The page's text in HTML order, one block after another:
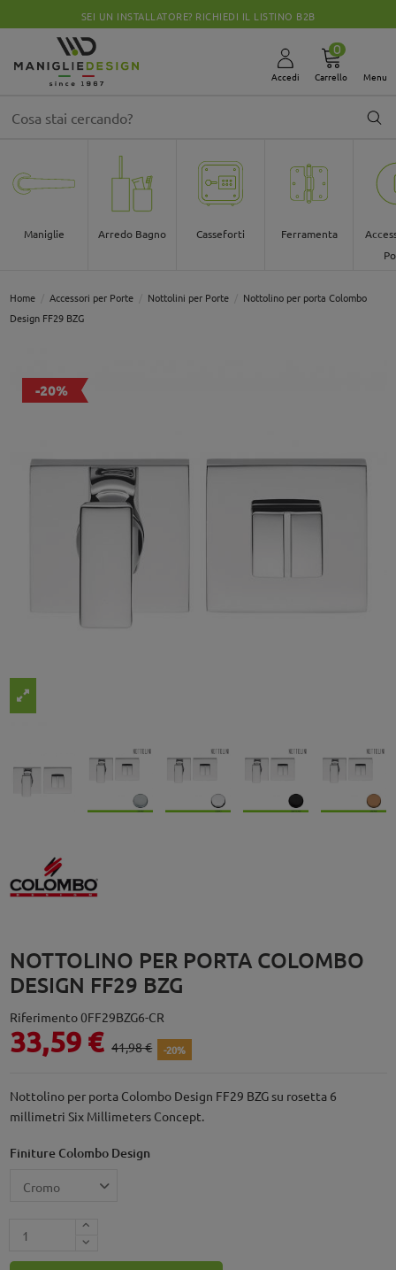
SEI UN INSTALLATORE? RICHIEDI IL LISTINO B2B
Accedi
0
Carrello Menu
Maniglie Arredo Bagno Casseforti Ferramenta
Home Accessori per Porte Nottolini per Porte
Nottolino per porta Colombo
Design FF29 BZG
-20%
NOTTOLINO PER PORTA COLOMBO
DESIGN FF29 BZG
Riferimento0FF29BZG6-CR
33,59 € 41,98 € -20%
Nottolino per porta Colombo Design FF29 BZG su rosetta 6
millimetri Six Millimeters Concept.
Finiture Colombo Design